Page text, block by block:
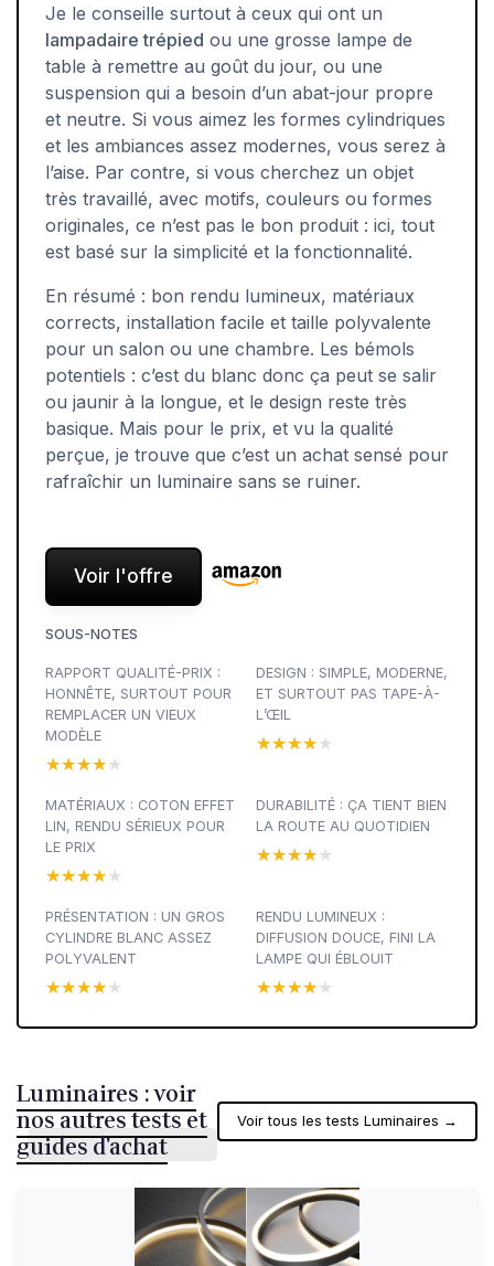
Je le conseille surtout à ceux qui ont un
lampadaire trépied ou une grosse lampe de
table à remettre au goût du jour, ou une
suspension qui a besoin d’un abat-jour propre
et neutre. Si vous aimez les formes cylindriques
et les ambiances assez modernes, vous serez à
l’aise. Par contre, si vous cherchez un objet
très travaillé, avec motifs, couleurs ou formes
originales, ce n’est pas le bon produit : ici, tout
est basé sur la simplicité et la fonctionnalité.
En résumé : bon rendu lumineux, matériaux
corrects, installation facile et taille polyvalente
pour un salon ou une chambre. Les bémols
potentiels : c’est du blanc donc ça peut se salir
ou jaunir à la longue, et le design reste très
basique. Mais pour le prix, et vu la qualité
perçue, je trouve que c’est un achat sensé pour
rafraîchir un luminaire sans se ruiner.
Voir l'offre
SOUS-NOTES
RAPPORT QUALITÉ-PRIX :
HONNÊTE, SURTOUT POUR
REMPLACER UN VIEUX
MODÈLE
★★★★★
★★★★★
DESIGN : SIMPLE, MODERNE,
ET SURTOUT PAS TAPE-À-
L’ŒIL
★★★★★
★★★★★
MATÉRIAUX : COTON EFFET
LIN, RENDU SÉRIEUX POUR
LE PRIX
★★★★★
★★★★★
DURABILITÉ : ÇA TIENT BIEN
LA ROUTE AU QUOTIDIEN
★★★★★
★★★★★
PRÉSENTATION : UN GROS
CYLINDRE BLANC ASSEZ
POLYVALENT
★★★★★
★★★★★
RENDU LUMINEUX :
DIFFUSION DOUCE, FINI LA
LAMPE QUI ÉBLOUIT
★★★★★
★★★★★
Luminaires : voir
nos autres tests et
guides d'achat
Voir tous les tests Luminaires →